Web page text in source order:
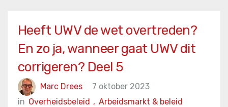
Heeft UWV de wet overtreden?
En zo ja, wanneer gaat UWV dit
corrigeren? Deel 5
Marc Drees
7 oktober 2023
in
Arbeidsmarkt & beleid
Overheidsbeleid ,